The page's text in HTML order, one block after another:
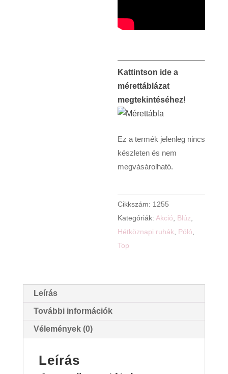
Kattintson ide a
mérettáblázat
megtekintéséhez!
Ez a termék jelenleg nincs
készleten és nem
megvásárolható.
Cikkszám: 1255
Kategóriák: Akció Blúz
Hétköznapi ruhák
Póló
Top
Leírás
További információk
Vélemények (0)
Leírás